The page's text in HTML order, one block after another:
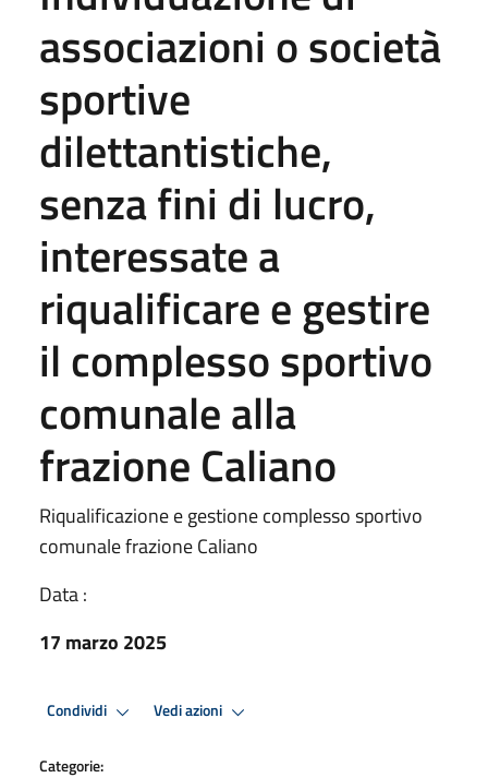
associazioni o società
sportive
dilettantistiche,
senza fini di lucro,
interessate a
riqualificare e gestire
il complesso sportivo
comunale alla
frazione Caliano
Riqualificazione e gestione complesso sportivo
comunale frazione Caliano
Data :
17 marzo 2025
Condividi Vedi azioni
Categorie: